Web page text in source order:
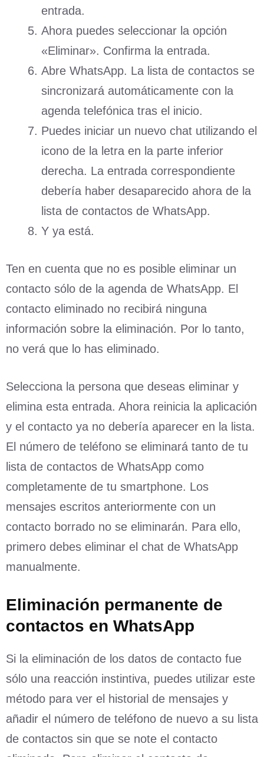
entrada.
Ahora puedes seleccionar la opción
«Eliminar». Confirma la entrada.
Abre WhatsApp. La lista de contactos se
sincronizará automáticamente con la
agenda telefónica tras el inicio.
Puedes iniciar un nuevo chat utilizando el
icono de la letra en la parte inferior
derecha. La entrada correspondiente
debería haber desaparecido ahora de la
lista de contactos de WhatsApp.
Y ya está.
Ten en cuenta que no es posible eliminar un
contacto sólo de la agenda de WhatsApp. El
contacto eliminado no recibirá ninguna
información sobre la eliminación. Por lo tanto,
no verá que lo has eliminado.
Selecciona la persona que deseas eliminar y
elimina esta entrada. Ahora reinicia la aplicación
y el contacto ya no debería aparecer en la lista.
El número de teléfono se eliminará tanto de tu
lista de contactos de WhatsApp como
completamente de tu smartphone. Los
mensajes escritos anteriormente con un
contacto borrado no se eliminarán. Para ello,
primero debes eliminar el chat de WhatsApp
manualmente.
Eliminación permanente de
contactos en WhatsApp
Si la eliminación de los datos de contacto fue
sólo una reacción instintiva, puedes utilizar este
método para ver el historial de mensajes y
añadir el número de teléfono de nuevo a su lista
de contactos sin que se note el contacto